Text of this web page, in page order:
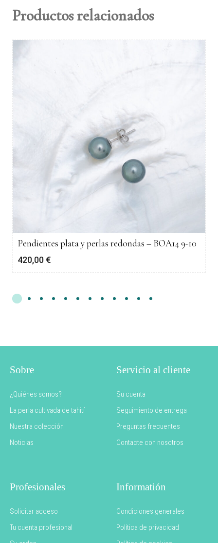
Productos relacionados
Pendientes plata y perlas redondas – BOA14 9-10
420,00 €
Sobre
¿Quiénes somos?
La perla cultivada de tahití
Nuestra colección
Noticias
Servicio al cliente
Su cuenta
Seguimiento de entrega
Preguntas frecuentes
Contacte con nosotros
Profesionales
Solicitar acceso
Tu cuenta profesional
Informatión
Condiciones generales
Política de privacidad